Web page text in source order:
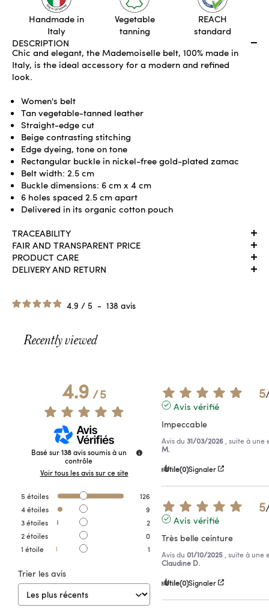
Handmade in
Italy
Vegetable
tanning
REACH
standard
DESCRIPTION
Chic and elegant, the Mademoiselle belt, 100% made in
Italy, is the ideal accessory for a modern and refined
look.
Women's belt
Tan vegetable-tanned leather
Straight-edge cut
Beige contrasting stitching
Edge dyeing, tone on tone
Rectangular buckle in nickel-free gold-plated zamac
Belt width: 2.5 cm
Buckle dimensions: 6 cm x 4 cm
6 holes spaced 2.5 cm apart
Delivered in its organic cotton pouch
TRACEABILITY
FAIR AND TRANSPARENT PRICE
PRODUCT CARE
DELIVERY AND RETURN
4.9 / 5 - 138 avis
Recently viewed
4.9/5
Basé sur138 avis soumis à un
contrôle
Voir tous les avis sur ce site
5 étoiles
126
4étoiles
9
3étoiles
2
2étoiles
0
1 étoile 1
Trier les avis
5
Avis vérifié
Impeccable
Avis du 31/03/2026 , suite à
M.
Utile(0)Signaler
5
Avis vérifié
Très belle ceinture
Avis du 01/10/2025 , suite à
Claudine D.
Utile(0)Signaler